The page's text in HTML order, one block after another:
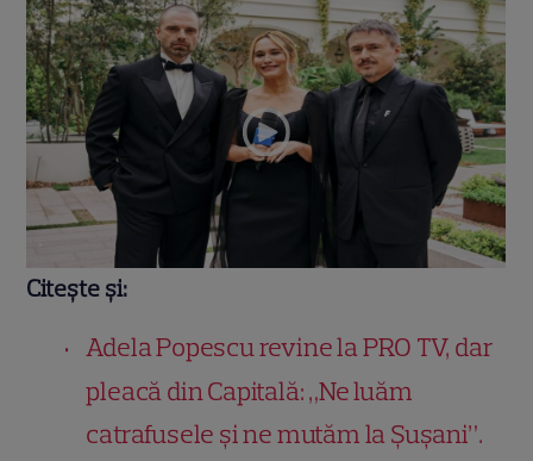
Citește și:
Adela Popescu revine la PRO TV, dar
pleacă din Capitală: „Ne luăm
catrafusele și ne mutăm la Șușani”.